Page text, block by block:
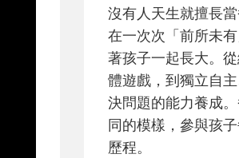
沒有人天生就擅長當爸爸！男人總是
在一次次「前所未有」的體驗中，跟
著孩子一起長大。從給予安全感的肢
體遊戲，到獨立自主、角色認同及解
決問題的能力養成。爸爸正嘗試用不
同的模樣，參與孩子每個重要的成長